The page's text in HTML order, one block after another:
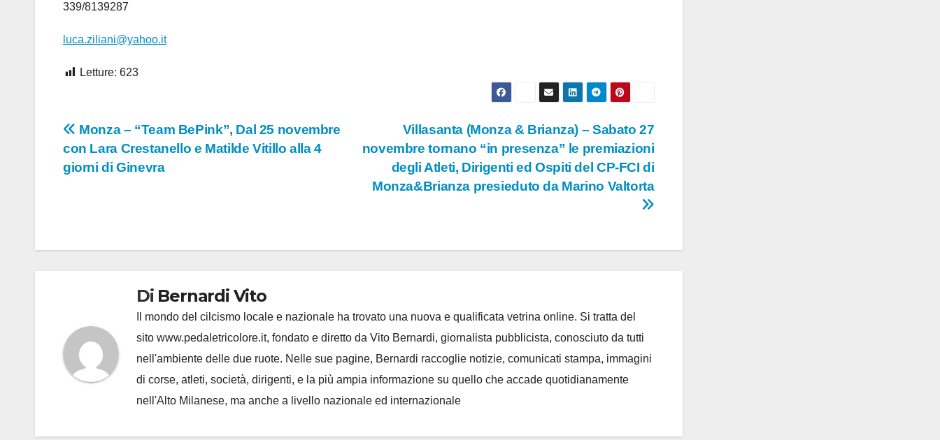
339/8139287
luca.ziliani@yahoo.it
Letture: 623
Navigazione
articoli
Villasanta (Monza & Brianza) – Sabato 27
novembre tornano “in presenza” le premiazioni
degli Atleti, Dirigenti ed Ospiti del CP-FCI di
Monza&Brianza presieduto da Marino Valtorta
Monza – “Team BePink”, Dal 25 novembre
con Lara Crestanello e Matilde Vitillo alla 4
giorni di Ginevra
Di Bernardi Vito
Il mondo del cilcismo locale e nazionale ha trovato una nuova e qualificata vetrina online. Si tratta del
sito www.pedaletricolore.it, fondato e diretto da Vito Bernardi, giornalista pubblicista, conosciuto da tutti
nell'ambiente delle due ruote. Nelle sue pagine, Bernardi raccoglie notizie, comunicati stampa, immagini
di corse, atleti, società, dirigenti, e la più ampia informazione su quello che accade quotidianamente
nell'Alto Milanese, ma anche a livello nazionale ed internazionale